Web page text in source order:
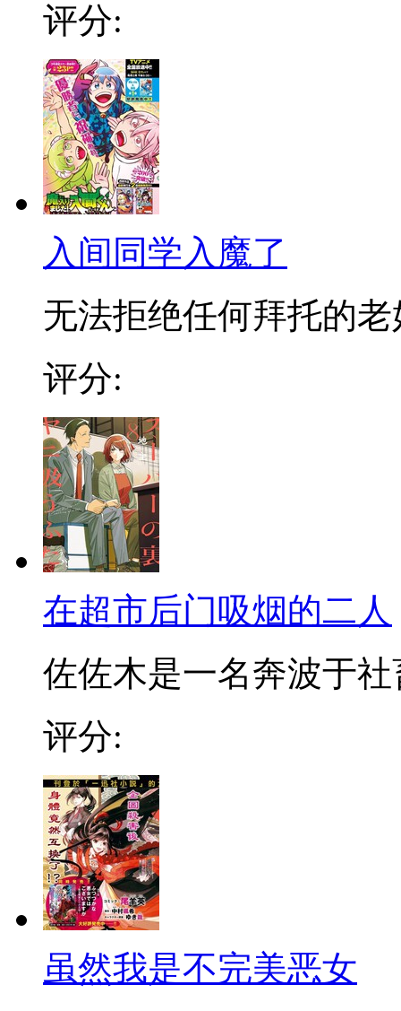
评分:
入间同学入魔了
无法拒绝任何拜托的老
评分:
在超市后门吸烟的二人
佐佐木是一名奔波于社
评分:
虽然我是不完美恶女